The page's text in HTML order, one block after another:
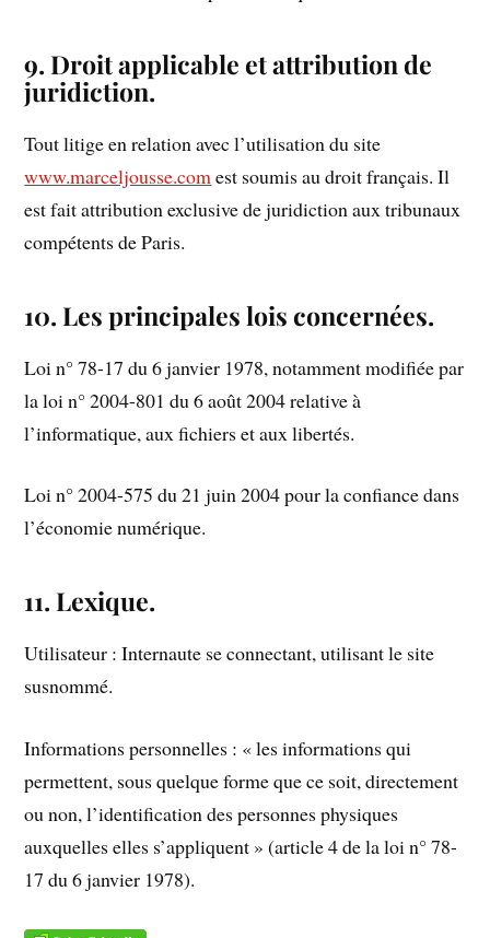
9. Droit applicable et attribution de
juridiction.
Tout litige en relation avec l’utilisation du site
www.marceljousse.com est soumis au droit français. Il
est fait attribution exclusive de juridiction aux tribunaux
compétents de Paris.
10. Les principales lois concernées.
Loi n° 78-17 du 6 janvier 1978, notamment modifiée par
la loi n° 2004-801 du 6 août 2004 relative à
l’informatique, aux fichiers et aux libertés.
Loi n° 2004-575 du 21 juin 2004 pour la confiance dans
l’économie numérique.
11. Lexique.
Utilisateur : Internaute se connectant, utilisant le site
susnommé.
Informations personnelles : « les informations qui
permettent, sous quelque forme que ce soit, directement
ou non, l’identification des personnes physiques
auxquelles elles s’appliquent » (article 4 de la loi n° 78-
17 du 6 janvier 1978).